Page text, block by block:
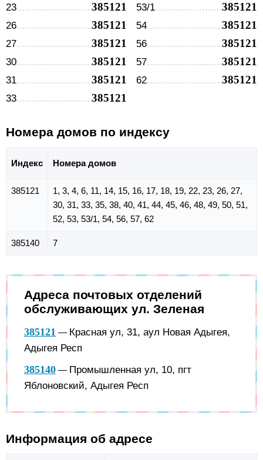
23 385121
26 385121
27 385121
30 385121
31 385121
33 385121
53/1 385121
54 385121
56 385121
57 385121
62 385121
Номера домов по индексу
Индекс Номера домов
385121
1, 3, 4, 6, 11, 14, 15, 16, 17, 18, 19, 22, 23, 26, 27,
30, 31, 33, 35, 38, 40, 41, 44, 45, 46, 48, 49, 50, 51,
52, 53, 53/1, 54, 56, 57, 62
385140 7
Адреса почтовых отделений
обслуживающих ул. Зеленая
385121 — Красная ул, 31, аул Новая Адыгея,
Адыгея Респ
385140 — Промышленная ул, 10, пгт
Яблоновский, Адыгея Респ
Информация об адресе